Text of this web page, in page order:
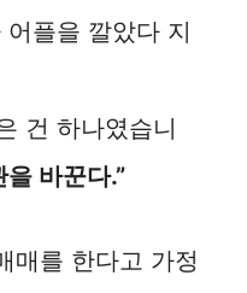
플을 깔았다 지
건 하나였습니
바꾼다.”
매를 한다고 가정